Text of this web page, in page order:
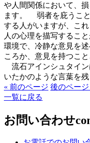
や人間関係において、
ます。 弱者を庇うこと
する人がいますが、こ
人の心理を描写するこ
環境で、冷静な意見を
ころか、意見を持つこ
流石アインシュタイン
いたかのような言葉を
« 前のページ 後のページ
一覧に戻る
お問い合わせ